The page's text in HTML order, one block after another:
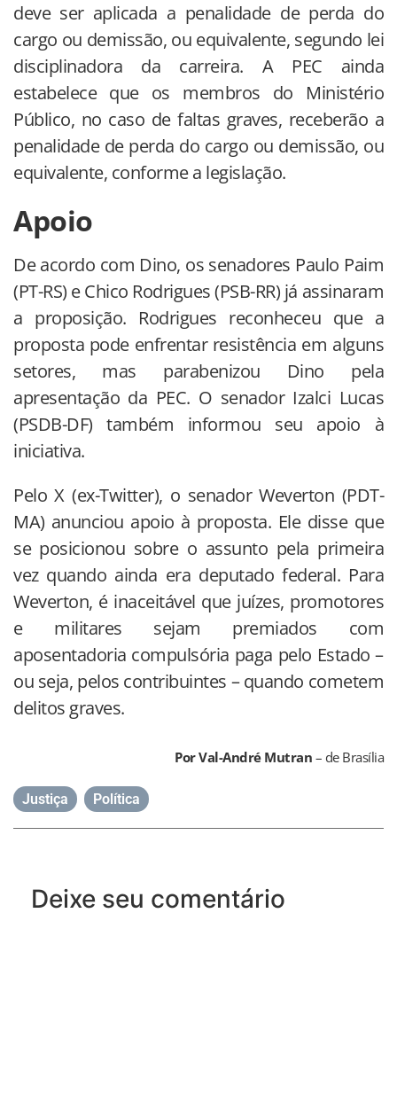
deve ser aplicada a penalidade de perda do
cargo ou demissão, ou equivalente, segundo lei
disciplinadora da carreira. A PEC ainda
estabelece que os membros do Ministério
Público, no caso de faltas graves, receberão a
penalidade de perda do cargo ou demissão, ou
equivalente, conforme a legislação.
Apoio
De acordo com Dino, os senadores Paulo Paim
(PT-RS) e Chico Rodrigues (PSB-RR) já assinaram
a proposição. Rodrigues reconheceu que a
proposta pode enfrentar resistência em alguns
setores, mas parabenizou Dino pela
apresentação da PEC. O senador Izalci Lucas
(PSDB-DF) também informou seu apoio à
iniciativa.
Pelo X (ex-Twitter), o senador Weverton (PDT-
MA) anunciou apoio à proposta. Ele disse que
se posicionou sobre o assunto pela primeira
vez quando ainda era deputado federal. Para
Weverton, é inaceitável que juízes, promotores
e militares sejam premiados com
aposentadoria compulsória paga pelo Estado –
ou seja, pelos contribuintes – quando cometem
delitos graves.
Por Val-André Mutran – de Brasília
Justiça Política
Deixe seu comentário